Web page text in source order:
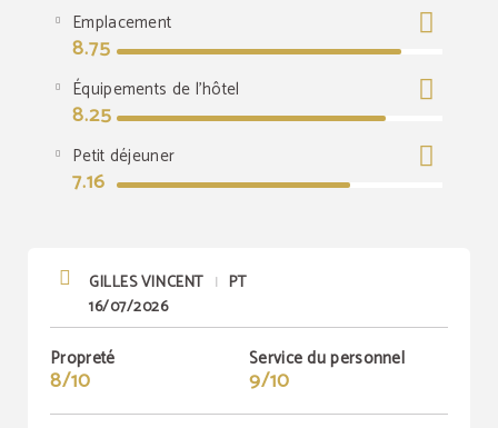
Emplacement
8.75
Équipements de l'hôtel
8.25
Petit déjeuner
7.16
GILLES VINCENT |
PT
16/07/2026
Propreté
8/10
Service du personnel
9/10